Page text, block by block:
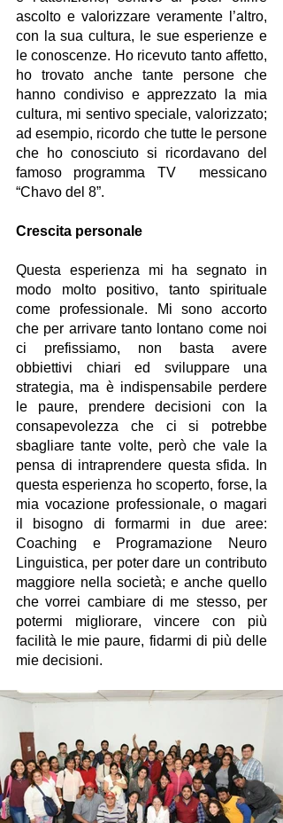
ascolto e valorizzare veramente l’altro,
con la sua cultura, le sue esperienze e
le conoscenze. Ho ricevuto tanto affetto,
ho trovato anche tante persone che
hanno condiviso e apprezzato la mia
cultura, mi sentivo speciale, valorizzato;
ad esempio, ricordo che tutte le persone
che ho conosciuto si ricordavano del
famoso programma TV  messicano
“Chavo del 8”.
Crescita personale
Questa esperienza mi ha segnato in
modo molto positivo, tanto spirituale
come professionale. Mi sono accorto
che per arrivare tanto lontano come noi
ci prefissiamo, non basta avere
obbiettivi chiari ed sviluppare una
strategia, ma è indispensabile perdere
le paure, prendere decisioni con la
consapevolezza che ci si potrebbe
sbagliare tante volte, però che vale la
pensa di intraprendere questa sfida. In
questa esperienza ho scoperto, forse, la
mia vocazione professionale, o magari
il bisogno di formarmi in due aree:
Coaching e Programazione Neuro
Linguistica, per poter dare un contributo
maggiore nella società; e anche quello
che vorrei cambiare di me stesso, per
potermi migliorare, vincere con più
facilità le mie paure, fidarmi di più delle
mie decisioni.